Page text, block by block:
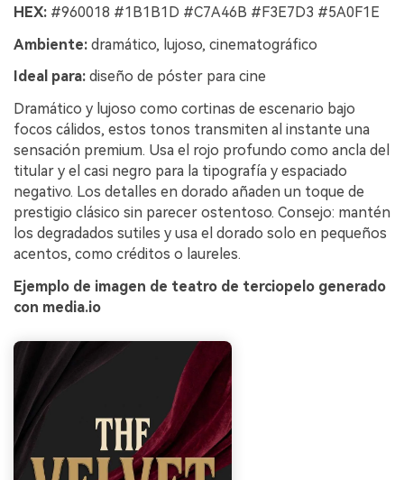
HEX: #960018 #1B1B1D #C7A46B #F3E7D3 #5A0F1E
Ambiente: dramático, lujoso, cinematográfico
Ideal para: diseño de póster para cine
Dramático y lujoso como cortinas de escenario bajo
focos cálidos, estos tonos transmiten al instante una
sensación premium. Usa el rojo profundo como ancla del
titular y el casi negro para la tipografía y espaciado
negativo. Los detalles en dorado añaden un toque de
prestigio clásico sin parecer ostentoso. Consejo: mantén
los degradados sutiles y usa el dorado solo en pequeños
acentos, como créditos o laureles.
Ejemplo de imagen de teatro de terciopelo generado
con media.io